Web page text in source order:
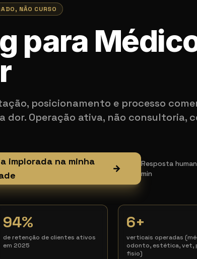
NÃO CURSO
para
posicionamento e processo
dor. Operação ativa, não consultoria,
implorada na minha
→
Resposta
min
94%
de retenção de clientes ativos
em 2025
6+
verticais operadas
odonto, estética, vet,
fisio)